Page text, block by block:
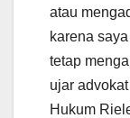
atau
karena
tetap
ujar
Hukum